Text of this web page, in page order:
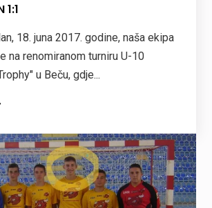
1:1
18. juna 2017. godine, naša ekipa
na renomiranom turniru U-10
u Beču, gdje...